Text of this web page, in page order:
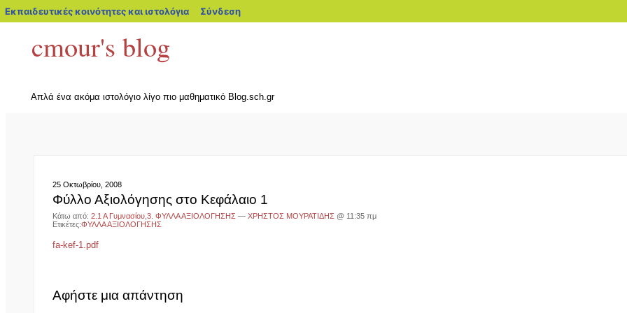
Εκπαιδευτικές κοινότητες και ιστολόγια blogs.sch.gr
Σύνδεση
cmour's blog
Απλά ένα ακόμα ιστολόγιο λίγο πιο μαθηματικό Blog.sch.gr
25 Οκτωβρίου, 2008
Φύλλο Αξιολόγησης στο Κεφάλαιο 1
Κάτω από: 2.1 Α Γυμνασίου, 3. ΦΥΛΛΑ ΑΞΙΟΛΟΓΗΣΗΣ — ΧΡΗΣΤΟΣ ΜΟΥΡΑΤΙΔΗΣ @ 11:35 πμ
Ετικέτες:ΦΥΛΛΑ ΑΞΙΟΛΟΓΗΣΗΣ
fa-kef-1.pdf
Αφήστε μια απάντηση